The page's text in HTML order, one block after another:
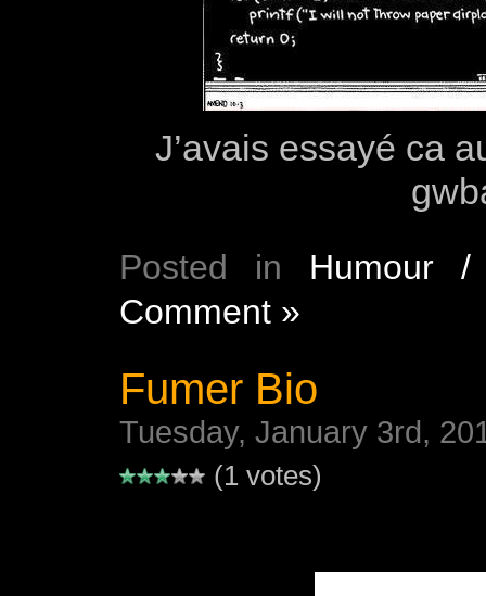
J’avais essayé ca
Posted in Humour /
Comment »
Fumer Bio
Tuesday, January 3rd,
(1 votes)